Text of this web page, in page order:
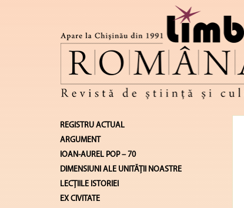
REGISTRU ACTUAL
ARGUMENT
IOAN-AUREL POP – 70
DIMENSIUNI ALE UNITĂŢII NOASTRE
LECŢIILE ISTORIEI
EX CIVITATE